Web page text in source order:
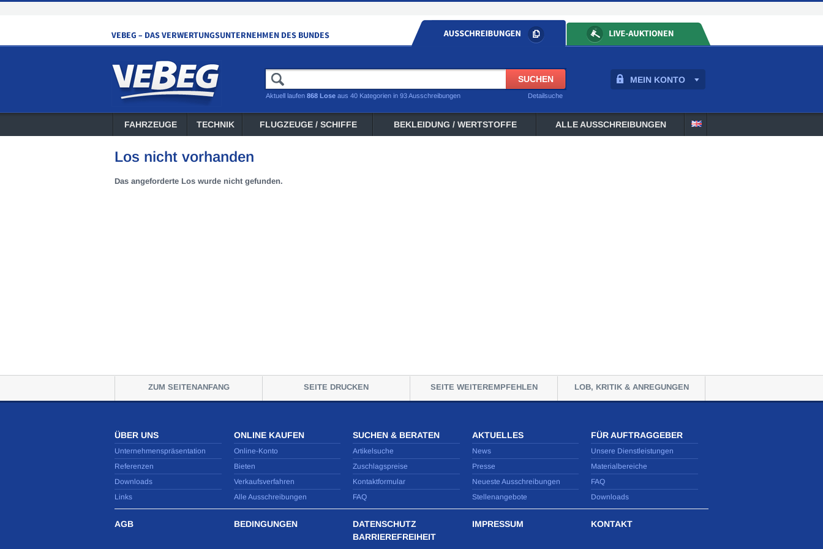
MEIN KONTO
Detailsuche
Aktuell laufen 868 Lose aus 40 Kategorien in 93 Ausschreibungen
FAHRZEUGE TECHNIK FLUGZEUGE / SCHIFFE BEKLEIDUNG / WERTSTOFFE ALLE AUSSCHREIBUNGEN
Los nicht vorhanden
Das angeforderte Los wurde nicht gefunden.
ZUM SEITENANFANG SEITE DRUCKEN SEITE WEITEREMPFEHLEN LOB, KRITIK & ANREGUNGEN
ÜBER UNS
Unternehmenspräsentation
Referenzen
Downloads
Links
ONLINE KAUFEN
Online-Konto
Bieten
Verkaufsverfahren
Alle Ausschreibungen
SUCHEN & BERATEN
Artikelsuche
Zuschlagspreise
Kontaktformular
FAQ
AKTUELLES
News
Presse
Neueste Ausschreibungen
Stellenangebote
FÜR AUFTRAGGEBER
Unsere Dienstleistungen
Materialbereiche
FAQ
Downloads
AGB BEDINGUNGEN
DATENSCHUTZ
BARRIEREFREIHEIT
IMPRESSUM KONTAKT